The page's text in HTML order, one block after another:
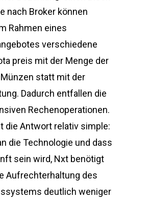
nach Broker können
Rahmen eines
verschiedene
preis mit der Menge der
statt mit der
Dadurch entfallen die
Rechenoperationen.
die Antwort relativ simple:
die Technologie und dass
sein wird, Nxt benötigt
Aufrechterhaltung des
deutlich weniger